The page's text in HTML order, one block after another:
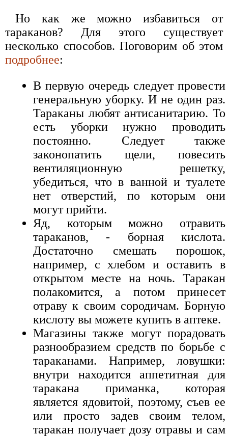
Но как же можно избавиться от
тараканов? Для этого существует
несколько способов. Поговорим об этом
подробнее:
В первую очередь следует провести
генеральную уборку. И не один раз.
Тараканы любят антисанитарию. То
есть уборки нужно проводить
постоянно. Следует также
законопатить щели, повесить
вентиляционную решетку,
убедиться, что в ванной и туалете
нет отверстий, по которым они
могут прийти.
Яд, которым можно отравить
тараканов, - борная кислота.
Достаточно смешать порошок,
например, с хлебом и оставить в
открытом месте на ночь. Таракан
полакомится, а потом принесет
отраву к своим сородичам. Борную
кислоту вы можете купить в аптеке.
Магазины также могут порадовать
разнообразием средств по борьбе с
тараканами. Например, ловушки:
внутри находится аппетитная для
таракана приманка, которая
является ядовитой, поэтому, съев ее
или просто задев своим телом,
таракан получает дозу отравы и сам